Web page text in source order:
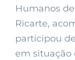
Humanos
Ricarte,
participou
em situação